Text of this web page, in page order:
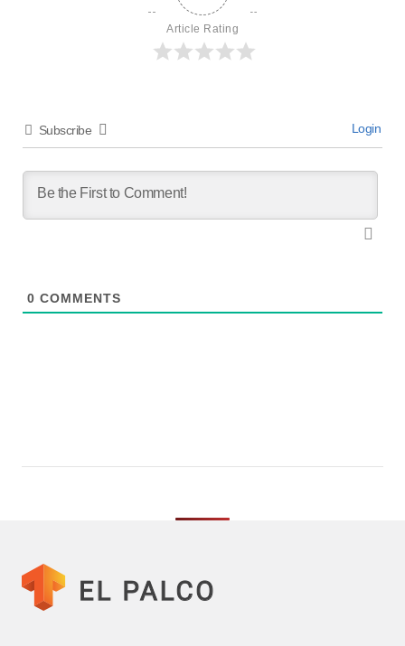
Article Rating
Subscribe Login
0 COMMENTS